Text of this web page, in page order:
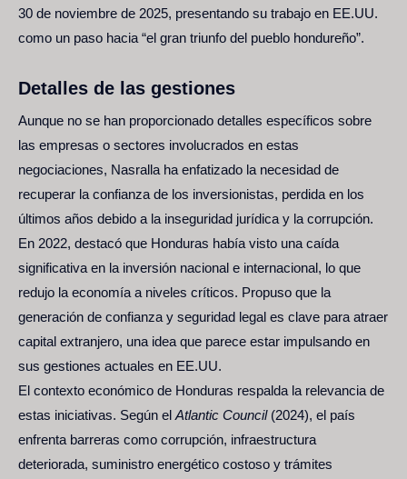
30 de noviembre de 2025, presentando su trabajo en EE.UU.
como un paso hacia “el gran triunfo del pueblo hondureño”.
Detalles de las gestiones
Aunque no se han proporcionado detalles específicos sobre
las empresas o sectores involucrados en estas
negociaciones, Nasralla ha enfatizado la necesidad de
recuperar la confianza de los inversionistas, perdida en los
últimos años debido a la inseguridad jurídica y la corrupción.
En 2022, destacó que Honduras había visto una caída
significativa en la inversión nacional e internacional, lo que
redujo la economía a niveles críticos. Propuso que la
generación de confianza y seguridad legal es clave para atraer
capital extranjero, una idea que parece estar impulsando en
sus gestiones actuales en EE.UU.
El contexto económico de Honduras respalda la relevancia de
estas iniciativas. Según el Atlantic Council(2024), el país
enfrenta barreras como corrupción, infraestructura
deteriorada, suministro energético costoso y trámites